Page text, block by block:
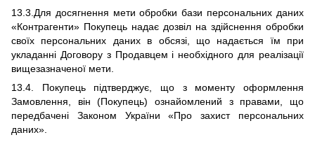
13.3.Для досягнення мети обробки бази персональних даних
«Контрагенти» Покупець надає дозвіл на здійснення обробки
своїх персональних даних в обсязі, що надається їм при
укладанні Договору з Продавцем і необхідного для реалізації
вищезазначеної мети.
13.4. Покупець підтверджує, що з моменту оформлення
Замовлення, він (Покупець) ознайомлений з правами, що
передбачені Законом України «Про захист персональних
даних».